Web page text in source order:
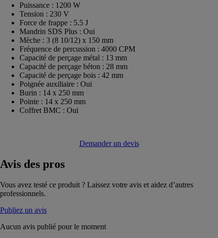
Puissance : 1200 W
Tension : 230 V
Force de frappe : 5.5 J
Mandrin SDS Plus : Oui
Mèche : 3 (8 10/12) x 150 mm
Fréquence de percussion : 4000 CPM
Capacité de perçage métal : 13 mm
Capacité de perçage béton : 28 mm
Capacité de perçage bois : 42 mm
Poignée auxiliaire : Oui
Burin : 14 x 250 mm
Pointe : 14 x 250 mm
Coffret BMC : Oui
Demander un devis
Avis des pros
Vous avez testé ce produit ? Laissez votre avis et aidez d’autres
professionnels.
Publiez un avis
Aucun avis publié pour le moment